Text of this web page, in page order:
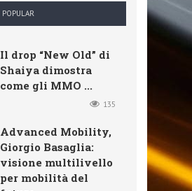
POPULAR
Il drop “New Old” di
Shaiya dimostra
come gli MMO ...
135
Advanced Mobility,
Giorgio Basaglia:
visione multilivello
per mobilità del